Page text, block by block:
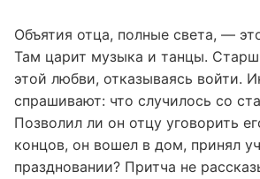
Объятия отца, полные света, —
Там царит музыка и танцы.
этой любви, отказываясь войти.
спрашивают: что случилось со
Позволил ли он отцу уговорить
концов, он вошел в дом, принял
праздновании? Притча не